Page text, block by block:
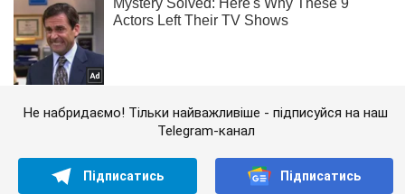
Не набридаємо! Тільки найважливіше - підписуйся на наш
Telegram-канал
Підписатись Підписатись